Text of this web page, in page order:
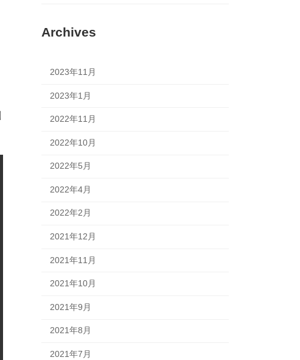
Archives
2023年11月
2023年1月
2022年11月
2022年10月
2022年5月
2022年4月
2022年2月
2021年12月
2021年11月
2021年10月
2021年9月
2021年8月
2021年7月